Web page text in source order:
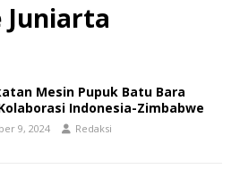
Juniarta
Mesin Pupuk Batu Bara
Indonesia-Zimbabwe
9, 2024 Redaksi